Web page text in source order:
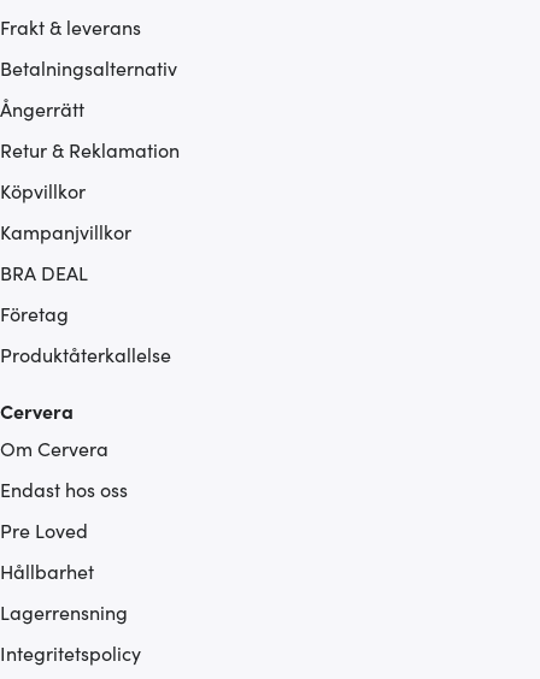
Frakt & leverans
Betalningsalternativ
Ångerrätt
Retur & Reklamation
Köpvillkor
Kampanjvillkor
BRA DEAL
Företag
Produktåterkallelse
Cervera
Om Cervera
Endast hos oss
Pre Loved
Hållbarhet
Lagerrensning
Integritetspolicy